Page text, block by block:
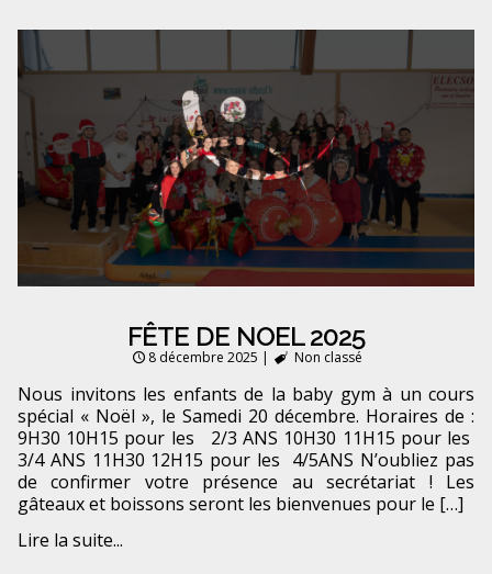
FÊTE DE NOEL 2025
8 décembre 2025 | Non classé
Nous invitons les enfants de la baby gym à un cours
spécial « Noël », le Samedi 20 décembre. Horaires de :
9H30 10H15 pour les 2/3 ANS 10H30 11H15 pour les
3/4 ANS 11H30 12H15 pour les 4/5ANS N’oubliez pas
de confirmer votre présence au secrétariat ! Les
gâteaux et boissons seront les bienvenues pour le […]
Lire la suite...